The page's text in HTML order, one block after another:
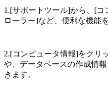
1.[サポートツール]から、[
ローラー]など、便利な機能
2.[コンピュータ情報]をクリ
や、データベースの作成情
きます。